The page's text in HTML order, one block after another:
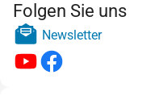
Folgen Sie uns
Newsletter